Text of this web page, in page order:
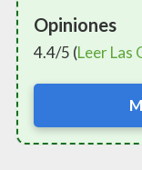
Opiniones
4.4/5 (Leer Las